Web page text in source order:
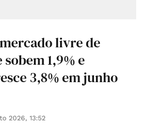
livre de
1,9% e
3,8% em junho
2026, 13:52